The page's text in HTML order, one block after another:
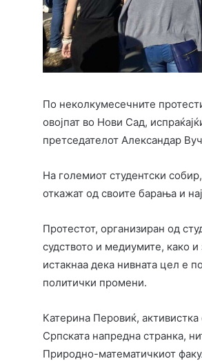
По неколкумесечните
овојпат во Нови Сад,
претседателот Александар
На големиот студентски
откажат од своите барања и
Протестот, организиран од
судството и медиумите, како
истакнаа дека нивната цел е
политички промени.
Катерина Перовиќ,
Српската напредна странка,
Природно-математичкиот